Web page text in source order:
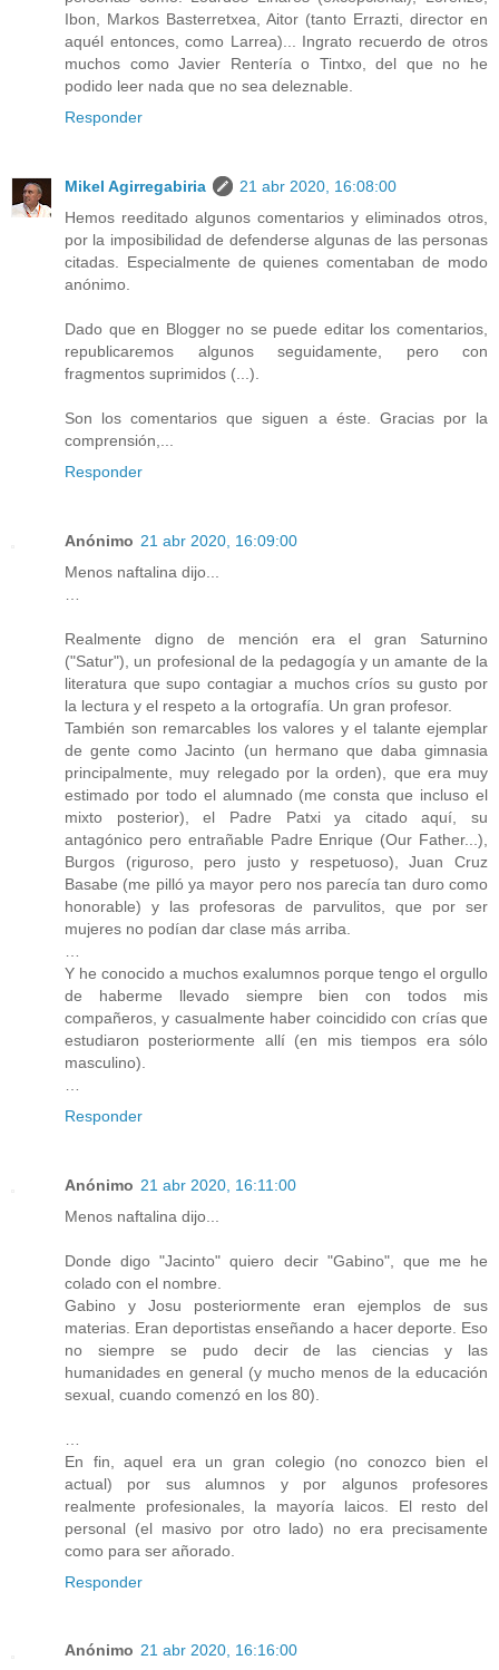
Ibon, Markos Basterretxea, Aitor (tanto Errazti, director en
aquél entonces, como Larrea)... Ingrato recuerdo de otros
muchos como Javier Rentería o Tintxo, del que no he
podido leer nada que no sea deleznable.
Responder
Mikel Agirregabiria
21 abr 2020, 16:08:00
Hemos reeditado algunos comentarios y eliminados otros,
por la imposibilidad de defenderse algunas de las personas
citadas. Especialmente de quienes comentaban de modo
anónimo.
Dado que en Blogger no se puede editar los comentarios,
republicaremos algunos seguidamente, pero con
fragmentos suprimidos (...).
Son los comentarios que siguen a éste. Gracias por la
comprensión,...
Responder
Anónimo 21 abr 2020, 16:09:00
Menos naftalina dijo...
Realmente digno de mención era el gran Saturnino
("Satur"), un profesional de la pedagogía y un amante de la
literatura que supo contagiar a muchos críos su gusto por
la lectura y el respeto a la ortografía. Un gran profesor.
También son remarcables los valores y el talante ejemplar
de gente como Jacinto (un hermano que daba gimnasia
principalmente, muy relegado por la orden), que era muy
estimado por todo el alumnado (me consta que incluso el
mixto posterior), el Padre Patxi ya citado aquí, su
antagónico pero entrañable Padre Enrique (Our Father...),
Burgos (riguroso, pero justo y respetuoso), Juan Cruz
Basabe (me pilló ya mayor pero nos parecía tan duro como
honorable) y las profesoras de parvulitos, que por ser
mujeres no podían dar clase más arriba.
Y he conocido a muchos exalumnos porque tengo el orgullo
de haberme llevado siempre bien con todos mis
compañeros, y casualmente haber coincidido con crías que
estudiaron posteriormente allí (en mis tiempos era sólo
masculino).
Responder
Anónimo 21 abr 2020, 16:11:00
Menos naftalina dijo...
Donde digo "Jacinto" quiero decir "Gabino", que me he
colado con el nombre.
Gabino y Josu posteriormente eran ejemplos de sus
materias. Eran deportistas enseñando a hacer deporte. Eso
no siempre se pudo decir de las ciencias y las
humanidades en general (y mucho menos de la educación
sexual, cuando comenzó en los 80).
En fin, aquel era un gran colegio (no conozco bien el
actual) por sus alumnos y por algunos profesores
realmente profesionales, la mayoría laicos. El resto del
personal (el masivo por otro lado) no era precisamente
como para ser añorado.
Responder
Anónimo 21 abr 2020, 16:16:00